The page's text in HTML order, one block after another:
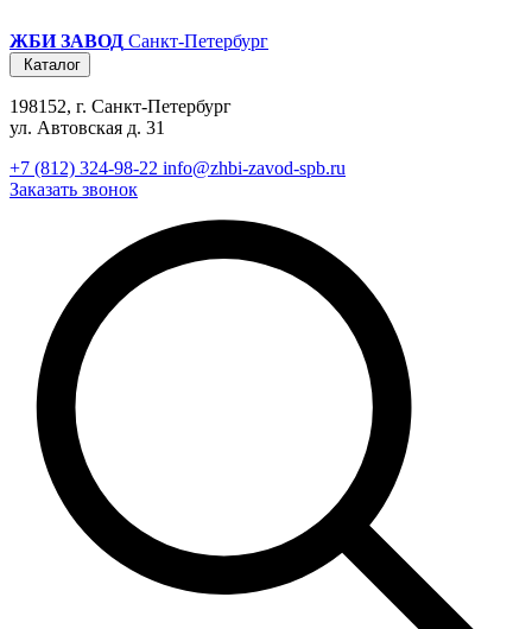
ЖБИ ЗАВОД Санкт-Петербург
Каталог
198152, г. Санкт-Петербург
ул. Автовская д. 31
+7 (812) 324-98-22 info@zhbi-zavod-spb.ru
Заказать звонок